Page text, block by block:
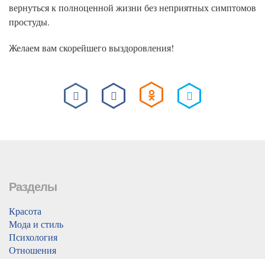
вернуться к полноценной жизни без неприятных симптомов
простуды.
Желаем вам скорейшего выздоровления!
Разделы
Красота
Мода и стиль
Психология
Отношения